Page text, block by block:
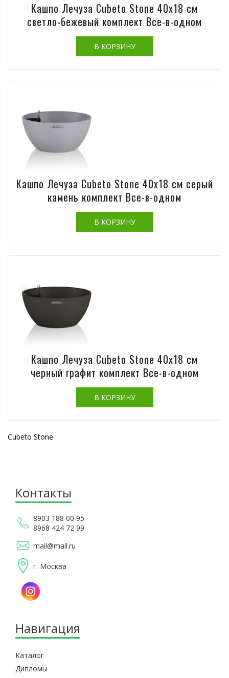
Кашпо Лечуза Cubeto Stone 40х18 см
светло-бежевый комплект Все-в-одном
Кашпо Лечуза Cubeto Stone 40х18 см серый
камень комплект Все-в-одном
Кашпо Лечуза Cubeto Stone 40х18 см
черный графит комплект Все-в-одном
Cubeto Stone
Контакты
8903 188 00 95
8968 424 72 99
mail@mail.ru
г. Москва
Навигация
Каталог
Дипломы